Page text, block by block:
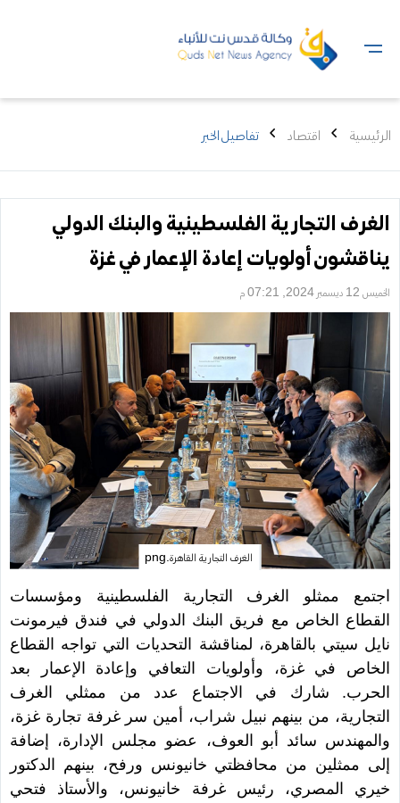
الرئيسية اقتصاد تفاصيل الخبر
الغرف التجارية الفلسطينية والبنك الدولي
يناقشون أولويات إعادة الإعمار في غزة
الخميس 12 ديسمبر 2024, 07:21 م
الغرف التجارية القاهرة.png
اجتمع ممثلو الغرف التجارية الفلسطينية ومؤسسات
القطاع الخاص مع فريق البنك الدولي في فندق فيرمونت
نايل سيتي بالقاهرة، لمناقشة التحديات التي تواجه القطاع
الخاص في غزة، وأولويات التعافي وإعادة الإعمار بعد
الحرب. شارك في الاجتماع عدد من ممثلي الغرف
التجارية، من بينهم نبيل شراب، أمين سر غرفة تجارة غزة،
والمهندس سائد أبو العوف، عضو مجلس الإدارة، إضافة
إلى ممثلين من محافظتي خانيونس ورفح، بينهم الدكتور
خيري المصري، رئيس غرفة خانيونس، والأستاذ فتحي